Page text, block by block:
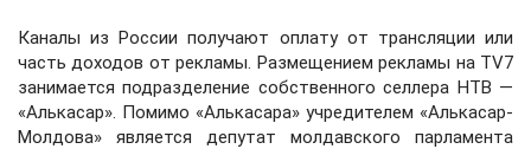
Каналы из России получают оплату от трансляции или
часть доходов от рекламы. Размещением рекламы на TV7
занимается подразделение собственного селлера НТВ —
«Алькасар». Помимо «Алькасара» учредителем «Алькасар-
Молдова» является депутат молдавского парламента